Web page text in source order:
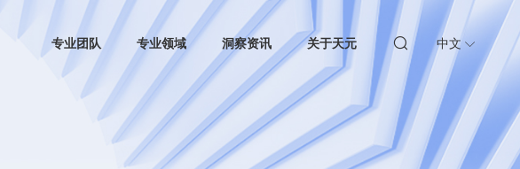
专业团队 专业领域 洞察资讯 关于天元 中文